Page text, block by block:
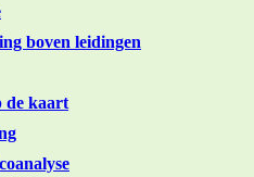
boven leidingen
de kaart